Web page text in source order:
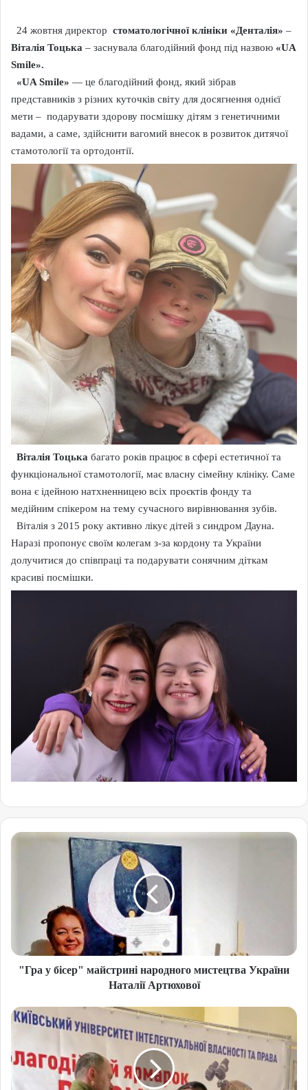
24 жовтня директор стоматологічної клініки «Денталія» –
Віталія Тоцька – заснувала благодійний фонд під назвою «UA
Smile».
«UA Smile» — це благодійний фонд, який зібрав
представників з різних куточків світу для досягнення однієї
мети – подарувати здорову посмішку дітям з генетичними
вадами, а саме, здійснити вагомий внесок в розвиток дитячої
стамотології та ортодонтії.
Віталія Тоцька багато років працює в сфері естетичної та
функціональної стамотології, має власну сімейну клініку. Саме
вона є ідейною натхненницею всіх проєктів фонду та
медійним спікером на тему сучасного вирівнювання зубів.
Віталія з 2015 року активно лікує дітей з синдром Дауна.
Наразі пропонує своїм колегам з-за кордону та України
долучитися до співпраці та подарувати сонячним діткам
красиві посмішки.
"Гра у бісер" майстрині народного мистецтва України
Наталії Артюхової